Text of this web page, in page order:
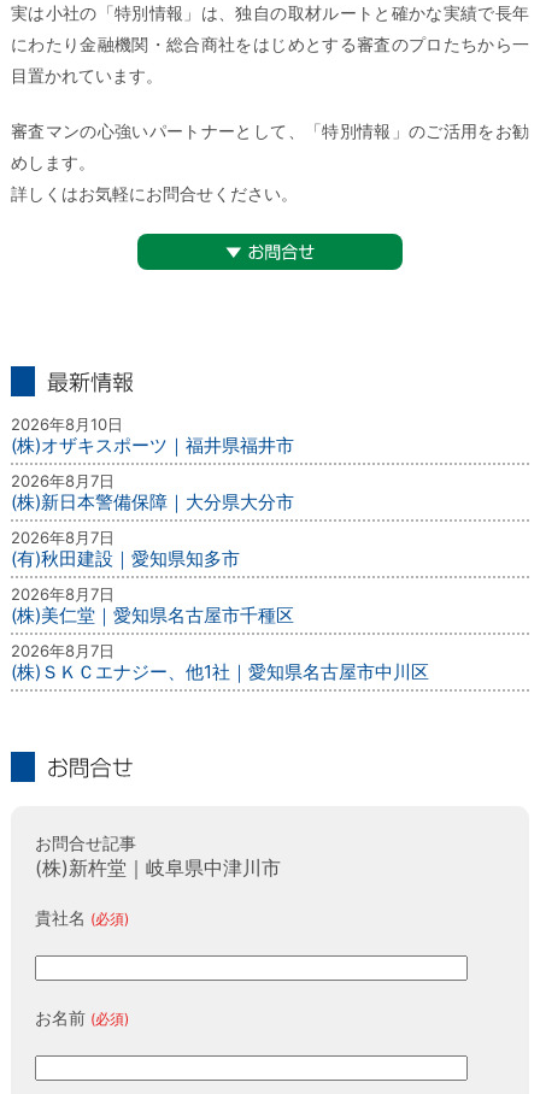
実は小社の「特別情報」は、独自の取材ルートと確かな実績で長年
にわたり金融機関・総合商社をはじめとする審査のプロたちから一
目置かれています。
審査マンの心強いパートナーとして、「特別情報」のご活用をお勧
めします。
詳しくはお気軽にお問合せください。
2026年8月10日
(株)オザキスポーツ｜福井県福井市
2026年8月7日
(株)新日本警備保障｜大分県大分市
2026年8月7日
(有)秋田建設｜愛知県知多市
2026年8月7日
(株)美仁堂｜愛知県名古屋市千種区
2026年8月7日
(株)ＳＫＣエナジー、他1社｜愛知県名古屋市中川区
お問合せ記事
(株)新杵堂｜岐阜県中津川市
貴社名 (必須)
お名前 (必須)